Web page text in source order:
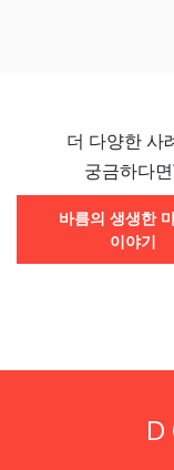
더 다양한 사
궁금하다
바름의 생생한
이야기